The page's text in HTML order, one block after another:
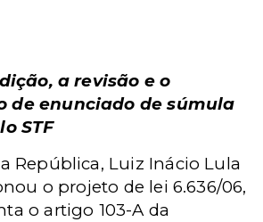
a revisão e o
de enunciado de súmula
STF
República, Luiz Inácio Lula
o projeto de lei 6.636/06,
o artigo 103-A da